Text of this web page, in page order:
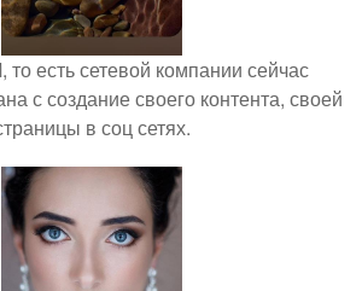
то есть сетевой компании сейчас
с создание своего контента, своей
в соц сетях.